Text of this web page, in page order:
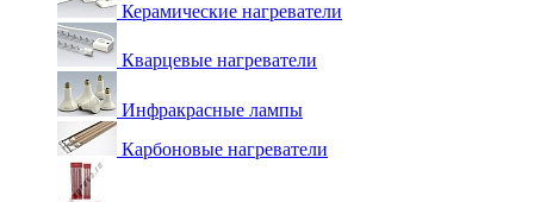
Керамические нагреватели
Кварцевые нагреватели
Инфракрасные лампы
Карбоновые нагреватели